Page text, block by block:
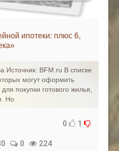
ипотеки: плюс 6,
Источник: BFM.ru В списке
могут оформить
покупки готового жилья,
Но
0 1
0 224